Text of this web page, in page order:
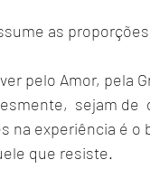
as
pelo Amor, pela
sejam de
na experiência é
que resiste.